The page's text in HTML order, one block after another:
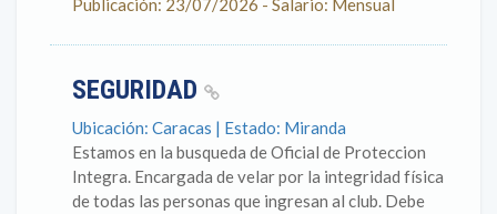
Publicación: 23/07/2026 - Salario: Mensual
SEGURIDAD
Ubicación: Caracas | Estado: Miranda
Estamos en la busqueda de Oficial de Proteccion
Integra. Encargada de velar por la integridad física
de todas las personas que ingresan al club. Debe